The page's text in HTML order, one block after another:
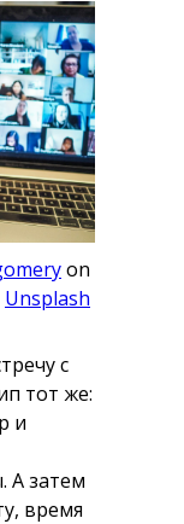
on
Unsplash
с
тот же:
и
А затем
время